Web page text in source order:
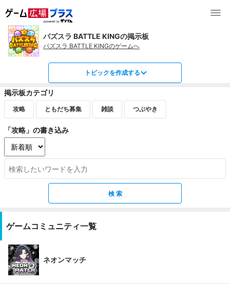
パズスラ BATTLE KINGの掲示板
パズスラ BATTLE KINGのゲームへ
トピックを作成する
掲示板カテゴリ
攻略 ともだち募集 雑談 つぶやき
「攻略」の書き込み
ゲームコミュニティ一覧
ネオンマッチ